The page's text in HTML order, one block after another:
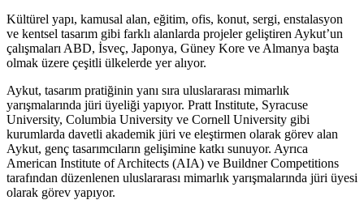
Kültürel yapı, kamusal alan, eğitim, ofis, konut, sergi, enstalasyon
ve kentsel tasarım gibi farklı alanlarda projeler geliştiren Aykut’un
çalışmaları ABD, İsveç, Japonya, Güney Kore ve Almanya başta
olmak üzere çeşitli ülkelerde yer alıyor.
Aykut, tasarım pratiğinin yanı sıra uluslararası mimarlık
yarışmalarında jüri üyeliği yapıyor. Pratt Institute, Syracuse
University, Columbia University ve Cornell University gibi
kurumlarda davetli akademik jüri ve eleştirmen olarak görev alan
Aykut, genç tasarımcıların gelişimine katkı sunuyor. Ayrıca
American Institute of Architects (AIA) ve Buildner Competitions
tarafından düzenlenen uluslararası mimarlık yarışmalarında jüri üyesi
olarak görev yapıyor.